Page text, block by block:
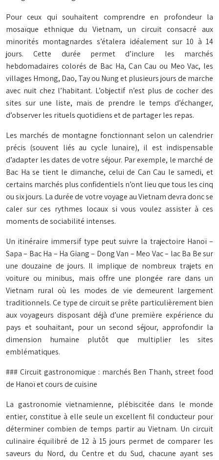
Pour ceux qui souhaitent comprendre en profondeur la
mosaïque ethnique du Vietnam, un circuit consacré aux
minorités montagnardes s’étalera idéalement sur 10 à 14
jours. Cette durée permet d’inclure les marchés
hebdomadaires colorés de Bac Ha, Can Cau ou Meo Vac, les
villages Hmong, Dao, Tay ou Nung et plusieurs jours de marche
avec nuit chez l’habitant. L’objectif n’est plus de cocher des
sites sur une liste, mais de prendre le temps d’échanger,
d’observer les rituels quotidiens et de partager les repas.
Les marchés de montagne fonctionnant selon un calendrier
précis (souvent liés au cycle lunaire), il est indispensable
d’adapter les dates de votre séjour. Par exemple, le marché de
Bac Ha se tient le dimanche, celui de Can Cau le samedi, et
certains marchés plus confidentiels n’ont lieu que tous les cinq
ou six jours. La durée de votre voyage au Vietnam devra donc se
caler sur ces rythmes locaux si vous voulez assister à ces
moments de sociabilité intenses.
Un itinéraire immersif type peut suivre la trajectoire Hanoï –
Sapa – Bac Ha – Ha Giang – Dong Van – Meo Vac – lac Ba Be sur
une douzaine de jours. Il implique de nombreux trajets en
voiture ou minibus, mais offre une plongée rare dans un
Vietnam rural où les modes de vie demeurent largement
traditionnels. Ce type de circuit se prête particulièrement bien
aux voyageurs disposant déjà d’une première expérience du
pays et souhaitant, pour un second séjour, approfondir la
dimension humaine plutôt que multiplier les sites
emblématiques.
### Circuit gastronomique : marchés Ben Thanh, street food
de Hanoï et cours de cuisine
La gastronomie vietnamienne, plébiscitée dans le monde
entier, constitue à elle seule un excellent fil conducteur pour
déterminer combien de temps partir au Vietnam. Un circuit
culinaire équilibré de 12 à 15 jours permet de comparer les
saveurs du Nord, du Centre et du Sud, chacune ayant ses